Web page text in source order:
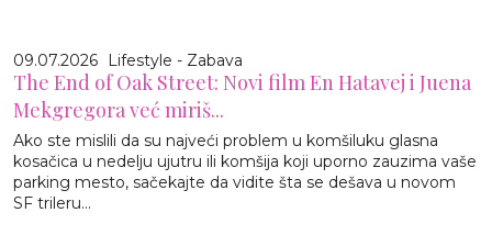
09.07.2026 Lifestyle - Zabava
The End of Oak Street: Novi film En Hatavej i Juena
Mekgregora već miriš...
Ako ste mislili da su najveći problem u komšiluku glasna
kosačica u nedelju ujutru ili komšija koji uporno zauzima vaše
parking mesto, sačekajte da vidite šta se dešava u novom
SF trileru...